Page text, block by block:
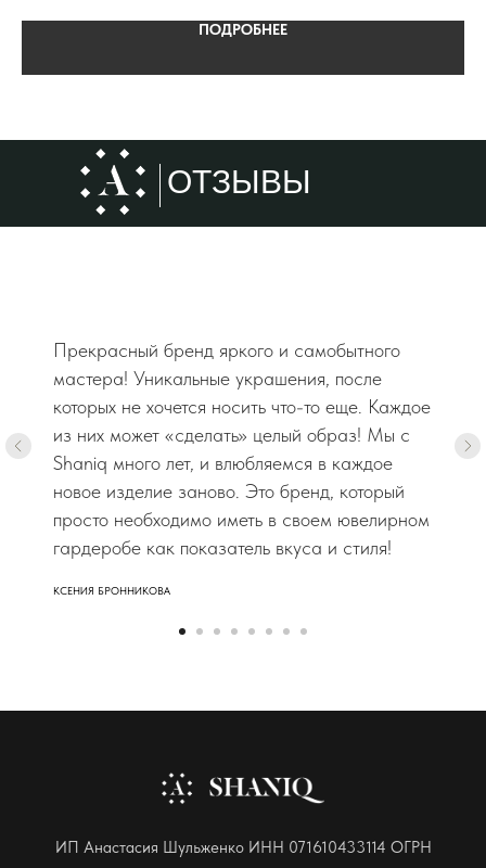
ПОДРОБНЕЕ
ОТЗЫВЫ
Прекрасный бренд яркого и самобытного
мастера! Уникальные украшения, после
которых не хочется носить что-то еще. Каждое
из них может «сделать» целый образ! Мы с
Shaniq много лет, и влюбляемся в каждое
новое изделие заново. Это бренд, который
просто необходимо иметь в своем ювелирном
гардеробе как показатель вкуса и стиля!
КСЕНИЯ БРОННИКОВА
ИП Анастасия Шульженко ИНН 071610433114 ОГРН